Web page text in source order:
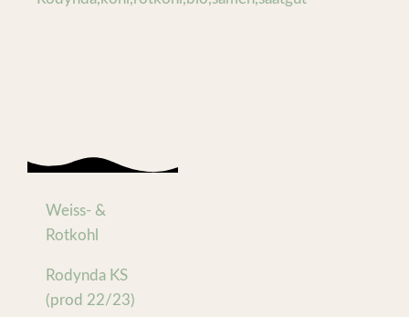
Weiss- &
Rotkohl
Rodynda KS
(prod 22/23)